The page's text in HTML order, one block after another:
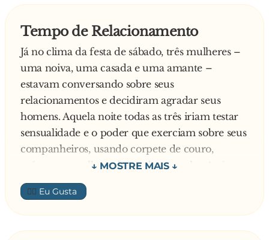
Tempo de Relacionamento
Já no clima da festa de sábado, três mulheres –
uma noiva, uma casada e uma amante –
estavam conversando sobre seus
relacionamentos e decidiram agradar seus
homens. Aquela noite todas as três iriam testar
sensualidade e o poder que exerciam sobre seus
companheiros, usando corpete de couro,
máscara nos olhos e botas de cano alto. Após
alguns dias, elas tornaram a se encontrar. Cada
uma relatou sua experiência.
Disse a noiva:
— Naquela noite, quando meu namorado
👍🏼